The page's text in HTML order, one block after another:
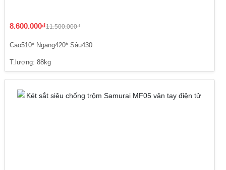
8.600.000₫11.500.000₫
Cao510* Ngang420* Sâu430
T.lượng: 88kg